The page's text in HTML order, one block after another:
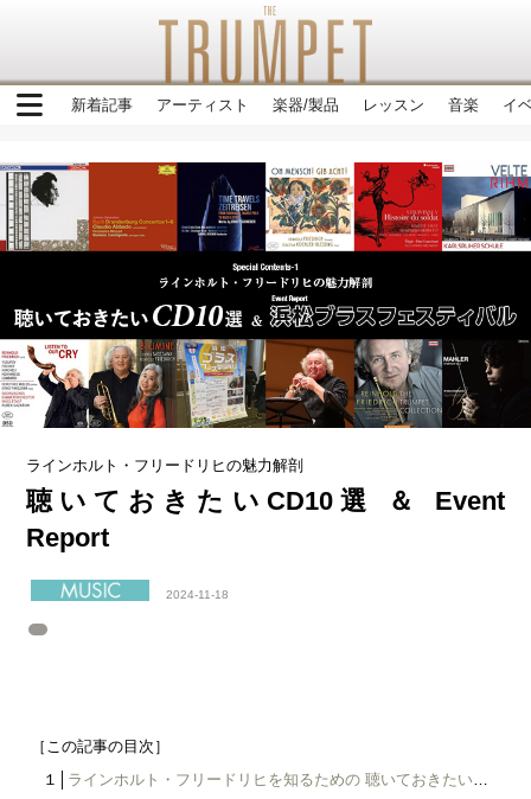
新着記事 アーティスト 楽器/製品 レッスン 音楽 イ
ラインホルト・フリードリヒの魅力解剖
聴いておきたいCD10選 ＆ Event
Report
2024-11-18
［この記事の目次］
１│ ラインホルト・フリードリヒを知るための 聴いておきたいCD10選